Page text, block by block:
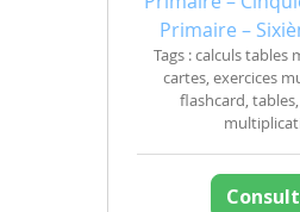
Primaire –
Tags : calculs tables
cartes, exercices
flashcard,